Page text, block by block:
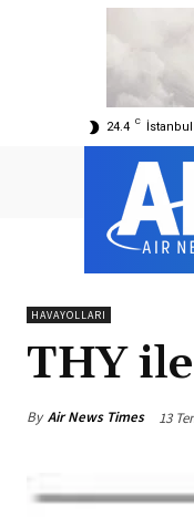
24.4 C İstanbul
HAVAYOLLARI
THY
By Air News Times 13